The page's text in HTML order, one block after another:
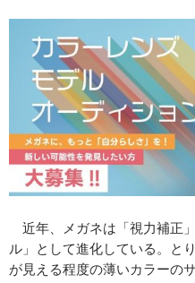
近年、メガネは「視力補正
ル」として進化している。と
が見える程度の薄いカラーの